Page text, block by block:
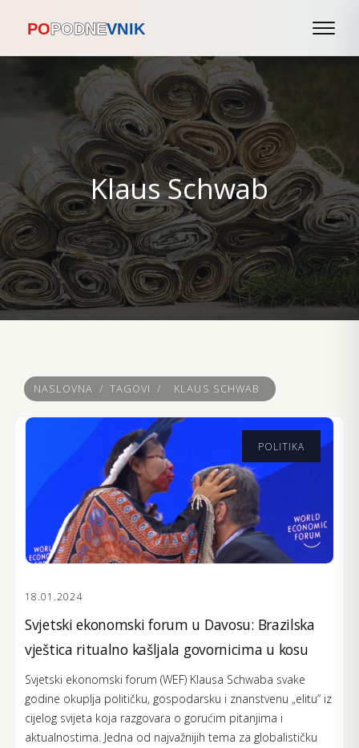
Klaus Schwab
NASLOVNA / TAGOVI / KLAUS SCHWAB
POLITIKA
18.01.2024
Svjetski ekonomski forum u Davosu: Brazilska
vještica ritualno kašljala govornicima u kosu
Svjetski ekonomski forum (WEF) Klausa Schwaba svake
godine okuplja političku, gospodarsku i znanstvenu „elitu“ iz
cijelog svijeta koja razgovara o gorućim pitanjima i
aktualnostima. Jedna od najvažnijih tema za globalističku